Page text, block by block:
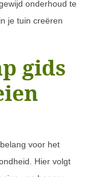
onderhoud te
je tuin creëren
gids
voor het
Hier volgt